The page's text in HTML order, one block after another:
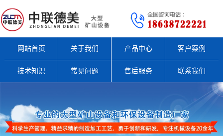
网站首页 关于我们 产品中心 客户案例
技术知识 常见问题 售后服务 联系我们